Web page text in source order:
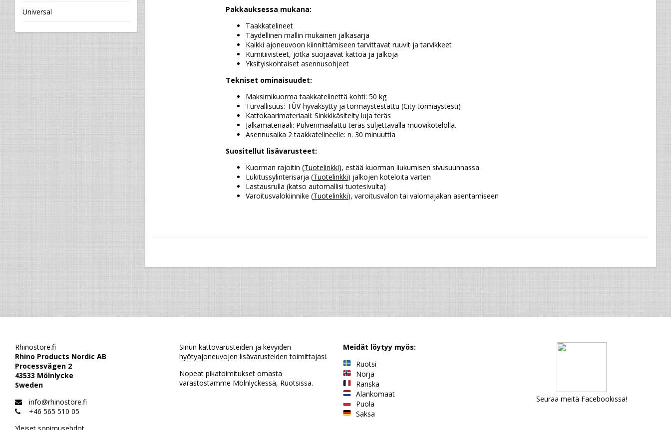
Universal
Pakkauksessa mukana:
Taakkatelineet
Täydellinen mallin mukainen jalkasarja
Kaikki ajoneuvoon kiinnittämiseen tarvittavat ruuvit ja tarvikkeet
Kumitiivisteet, jotka suojaavat kattoa ja jalkoja
Yksityiskohtaiset asennusohjeet
Tekniset ominaisuudet:
Maksimikuorma taakkatelinettä kohti: 50 kg
Turvallisuus: TÜV-hyväksytty ja törmäystestattu (City törmäystesti)
Kattokaarimateriaali: Sinkkikäsitelty luja teräs
Jalkamateriaali: Pulverimaalattu teräs suljettavalla muovikotelolla.
Asennusaika 2 taakkatelineelle: n. 30 minuuttia
Suositellut lisävarusteet:
Kuorman rajoitin (Tuotelinkki), estää kuorman liukumisen sivusuunnassa.
Lukitussylinterisarja (Tuotelinkki) jalkojen koteloita varten
Lastausrulla (katso automallisi tuotesivulta)
Varoitusvalokiinnike (Tuotelinkki), varoitusvalon tai valomajakan asentamiseen
Rhinostore.fi
Rhino Products Nordic AB
Processvägen 2
43533 Mölnlycke
Sweden
info@rhinostore.fi
+46 565 510 05
Sinun kattovarusteiden ja kevyiden
hyötyajoneuvojen lisävarusteiden toimittajasi.
Nopeat pikatoimitukset omasta
varastostamme Mölnlyckessä, Ruotsissa.
Meidät löytyy myös:
Ruotsi
Norja
Ranska
Alankomaat
Puola
Saksa
Seuraa meitä Facebookissa!